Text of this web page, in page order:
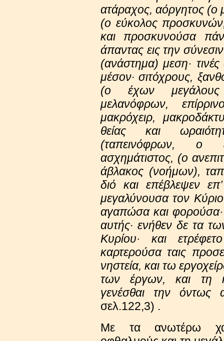
ατάραχος, αόργητος (ο
(ο εύκολος
και προσκυνούσα
άπαντας εις την
(ανάστημα) μεση·
μέσον∙ σιτόχρους,
(ο έχων
μελανόφρων,
μακρόχειρ,
θείας και
(ταπεινόφρων, ο
ασχημάτιστος, (ο
άβλακος (νοήμων),
διό και επέβλεψεν
μεγαλύνουσα τον
αγαπώσα και φορούσα·
αυτής∙ ενήθεν δε τα
Κυρίου· και
καρτερούσα ταις
νηστεία, και τω
των έργων, και τη
γενέσθαι την όντως
σελ.122,3) .
Με τα ανωτέρω